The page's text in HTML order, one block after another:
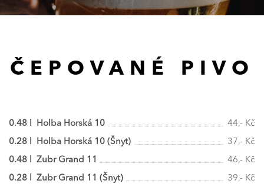
ČEPOVANÉ PIVO
0.48 l Holba Horská 10 44,- Kč
0.28 l Holba Horská 10 (Šnyt) 37,- Kč
0.48 l Zubr Grand 11 46,- Kč
0.28 l Zubr Grand 11 (Šnyt) 39,- Kč